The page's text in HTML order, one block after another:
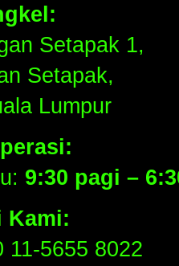
Setapak 1,
Setapak,
Lumpur
9:30 pagi –
Kami:
11-5655 8022